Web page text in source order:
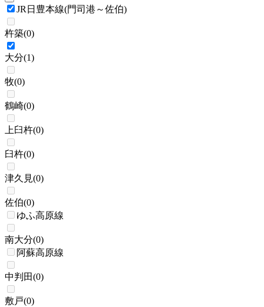
JR日豊本線(門司港～佐伯)
杵築(0)
大分(1)
牧(0)
鶴崎(0)
上臼杵(0)
臼杵(0)
津久見(0)
佐伯(0)
ゆふ高原線
南大分(0)
阿蘇高原線
中判田(0)
敷戸(0)